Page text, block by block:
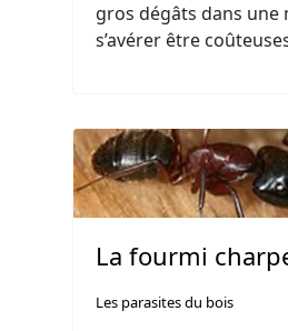
gros dégâts dans une
s’avérer être
La fourmi
Les parasites du bois